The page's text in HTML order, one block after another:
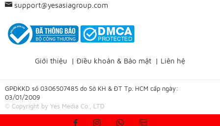
support@yesasiagroup.com
Giới thiệu | Điều khoản & Bảo mật | Liên hệ
GPĐKKD số 0306507485 do Sở KH & ĐT Tp. HCM cấp ngày:
03/01/2009
© Copyright by Yes Media Co., LTD